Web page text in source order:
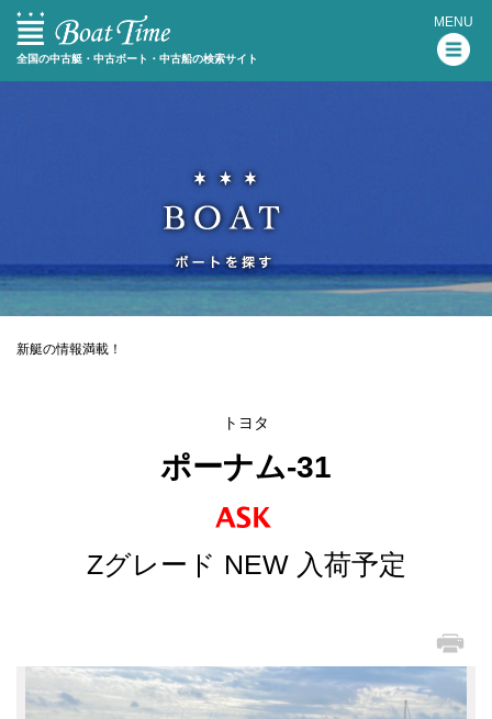
全国の中古艇・中古ボート・中古船の検索サイト
MENU
新艇の情報満載！
トヨタ
ポーナム-31
Zグレード NEW 入荷予定